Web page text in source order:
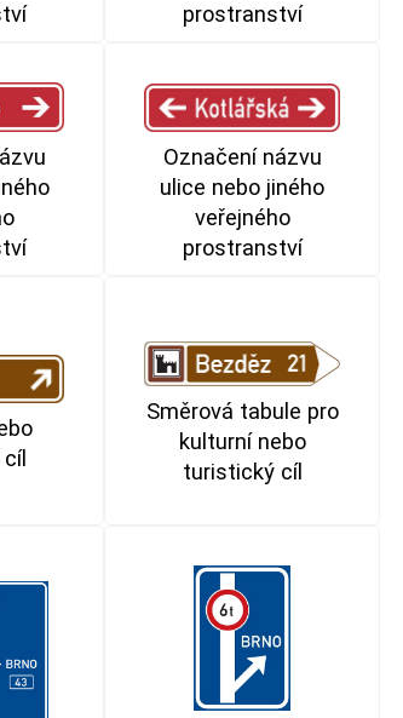
prostranství
Označení názvu
ulice nebo jiného
veřejného
prostranství
Směrová tabule pro
kulturní nebo
turistický cíl